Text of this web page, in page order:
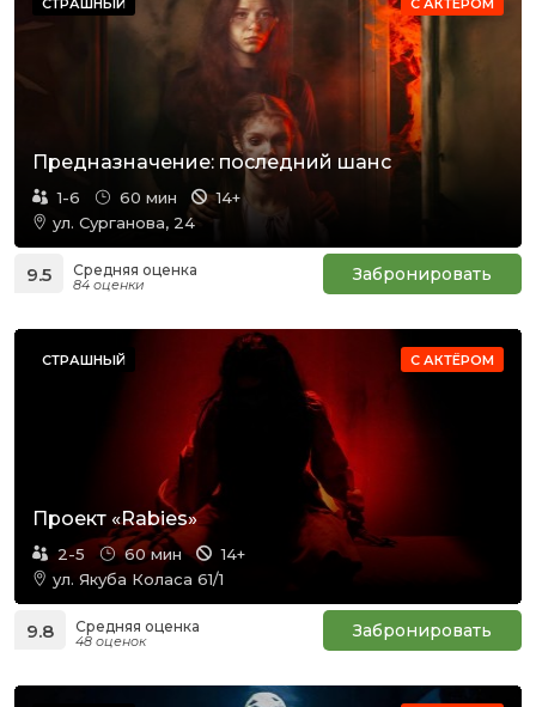
С АКТЁРОМ
СТРАШНЫЙ
Предназначение: последний шанс
1-6 60 мин
14+
ул. Сурганова, 24
9.5 Средняя оценка
84 оценки Забронировать
С АКТЁРОМ
СТРАШНЫЙ
Проект «Rabies»
2-5 60 мин
14+
ул. Якуба Коласа 61/1
9.8 Средняя оценка
48 оценок Забронировать